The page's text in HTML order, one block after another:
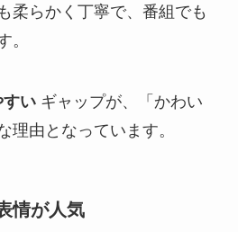
柔らかく丁寧で、番組でも
。
いギャップが、「かわい
理由となっています。
情が人気